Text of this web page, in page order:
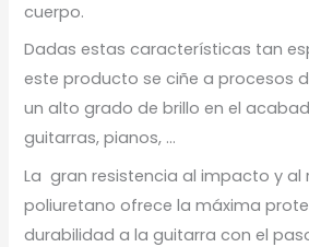
cuerpo.
Dadas estas características tan
este producto se ciñe a procesos
un alto grado de brillo en el
guitarras, pianos, …
La gran resistencia al impacto y al
poliuretano ofrece la máxima
durabilidad a la guitarra con el